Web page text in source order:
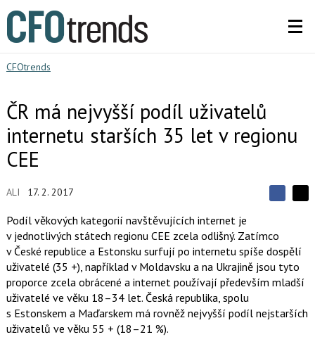
CFOtrends
ČR má nejvyšší podíl uživatelů
internetu starších 35 let v regionu
CEE
ALI 17. 2. 2017
S
í
l
e
t
S
l
j
t
n
a
e
j
e
n
s
Podíl věkových kategorií navštěvujících internet je
v jednotlivých státech regionu CEE zcela odlišný. Zatímco
v České republice a Estonsku surfují po internetu spíše dospělí
uživatelé (35 +), například v Moldavsku a na Ukrajině jsou tyto
proporce zcela obrácené a internet používají především mladší
uživatelé ve věku 18–34 let. Česká republika, spolu
s Estonskem a Maďarskem má rovněž nejvyšší podíl nejstarších
uživatelů ve věku 55 + (18–21 %).